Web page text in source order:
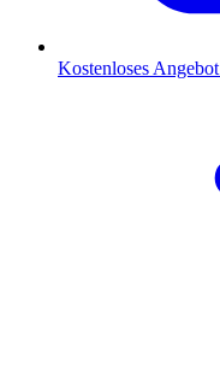
Kostenloses Angebot